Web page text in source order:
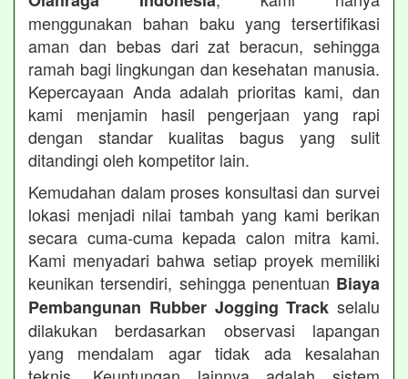
menggunakan bahan baku yang tersertifikasi
aman dan bebas dari zat beracun, sehingga
ramah bagi lingkungan dan kesehatan manusia.
Kepercayaan Anda adalah prioritas kami, dan
kami menjamin hasil pengerjaan yang rapi
dengan standar kualitas bagus yang sulit
ditandingi oleh kompetitor lain.
Kemudahan dalam proses konsultasi dan survei
lokasi menjadi nilai tambah yang kami berikan
secara cuma-cuma kepada calon mitra kami.
Kami menyadari bahwa setiap proyek memiliki
keunikan tersendiri, sehingga penentuan Biaya
Pembangunan Rubber Jogging Track selalu
dilakukan berdasarkan observasi lapangan
yang mendalam agar tidak ada kesalahan